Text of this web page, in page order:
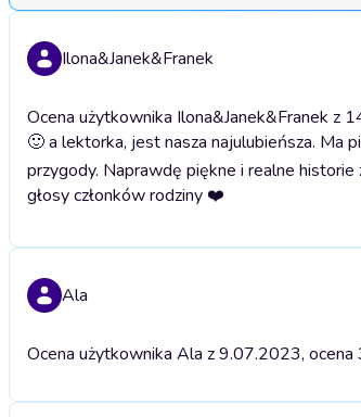
Ilona&Janek&Franek
Ocena użytkownika Ilona&Janek&Franek z
🙂 a lektorka, jest nasza najulubieńsza. Ma
przygody. Naprawdę piękne i realne
głosy członków rodziny ❤️
Ala
Ocena użytkownika Ala z 9.07.2023,